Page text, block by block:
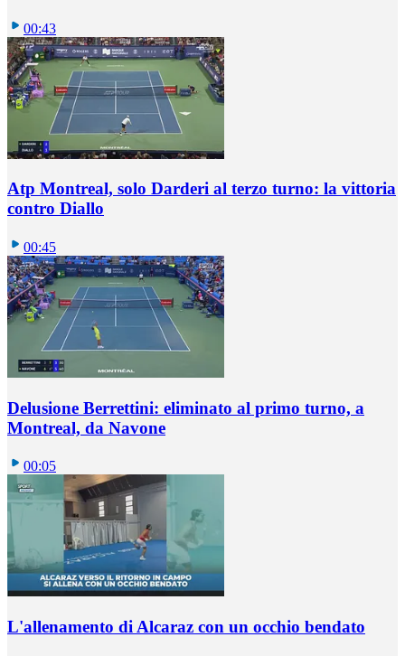
00:43
Atp Montreal, solo Darderi al terzo turno: la vittoria
contro Diallo
00:45
Delusione Berrettini: eliminato al primo turno, a
Montreal, da Navone
00:05
L'allenamento di Alcaraz con un occhio bendato